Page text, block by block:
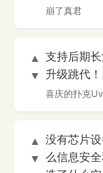
崩了真君
▲
▼
支持后期
升级跳代
喜庆的扑克Uv
▲
▼
没有芯片
么信息安